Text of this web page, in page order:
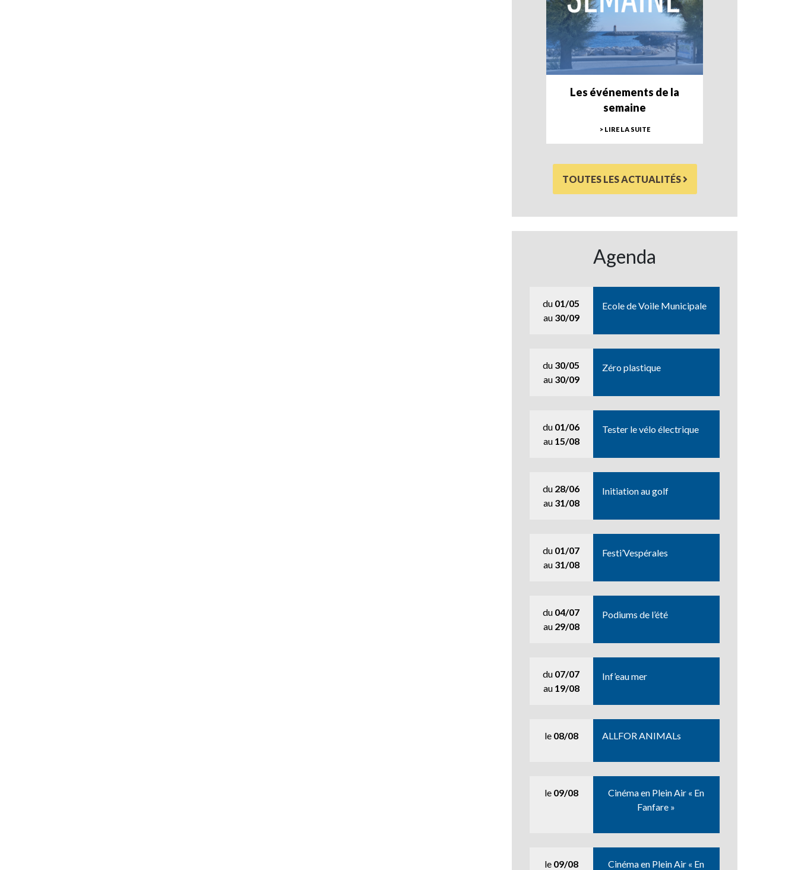
Les événements de la
semaine
> LIRE LA SUITE
TOUTES LES ACTUALITÉS
Agenda
du 01/05
au 30/09
Ecole de Voile Municipale
du 30/05
au 30/09
Zéro plastique
du 01/06
au 15/08
Tester le vélo électrique
du 28/06
au 31/08
Initiation au golf
du 01/07
au 31/08
Festi’Vespérales
du 04/07
au 29/08
Podiums de l’été
du 07/07
au 19/08
Inf’eau mer
le 08/08 ALLFOR ANIMALs
le 09/08
Cinéma en Plein Air « En
Fanfare »
le 09/08 Cinéma en Plein Air « En